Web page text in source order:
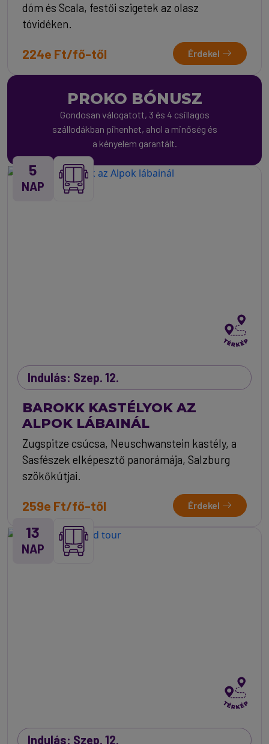
dóm és Scala, festői szigetek az olasz
tóvidéken.
224e Ft/fő-től Érdekel
PROKO BÓNUSZ
Gondosan válogatott, 3 és 4 csillagos
szállodákban pihenhet, ahol a minőség és
a kényelem garantált.
5
NAP
Indulás: Szep. 12.
BAROKK KASTÉLYOK AZ
ALPOK LÁBAINÁL
Zugspitze csúcsa, Neuschwanstein kastély, a
Sasfészek elképesztő panorámája, Salzburg
szökőkútjai.
259e Ft/fő-től Érdekel
13
NAP
Indulás: Szep. 12.